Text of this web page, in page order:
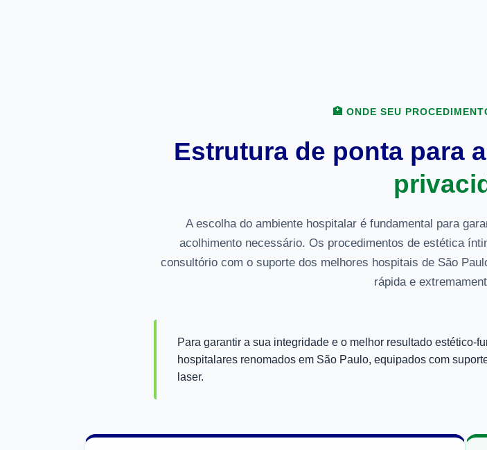
🏥 ONDE SEU
Estrutura de ponta para
A escolha do ambiente hospitalar é fundamental para
acolhimento necessário. Os procedimentos de estética
consultório com o suporte dos melhores hospitais de São
rápida e
Para garantir a sua integridade e o melhor resultado estético-
hospitalares renomados em São Paulo, equipados com
laser.